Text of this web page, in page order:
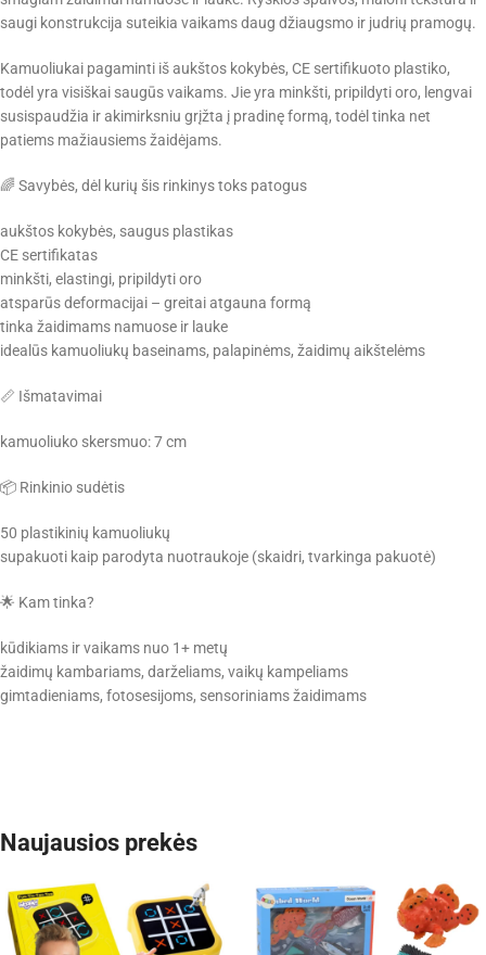
saugi konstrukcija suteikia vaikams daug džiaugsmo ir judrių pramogų.
Kamuoliukai pagaminti iš aukštos kokybės, CE sertifikuoto plastiko,
todėl yra visiškai saugūs vaikams. Jie yra minkšti, pripildyti oro, lengvai
susispaudžia ir akimirksniu grįžta į pradinę formą, todėl tinka net
patiems mažiausiems žaidėjams.
🌈 Savybės, dėl kurių šis rinkinys toks patogus
aukštos kokybės, saugus plastikas
CE sertifikatas
minkšti, elastingi, pripildyti oro
atsparūs deformacijai – greitai atgauna formą
tinka žaidimams namuose ir lauke
idealūs kamuoliukų baseinams, palapinėms, žaidimų aikštelėms
📏 Išmatavimai
kamuoliuko skersmuo: 7 cm
📦 Rinkinio sudėtis
50 plastikinių kamuoliukų
supakuoti kaip parodyta nuotraukoje (skaidri, tvarkinga pakuotė)
🌟 Kam tinka?
kūdikiams ir vaikams nuo 1+ metų
žaidimų kambariams, darželiams, vaikų kampeliams
gimtadieniams, fotosesijoms, sensoriniams žaidimams
Naujausios prekės